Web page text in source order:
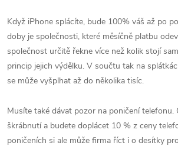
Když iPhone splácíte, bude 100% váš až po
doby je společnosti, které měsíčně platbu
společnost určitě řekne více než kolik stojí
princip jejich výdělku. V součtu tak na
se může vyšplhat až do několika tisíc.
Musíte také dávat pozor na poničení telefonu.
škrábnutí a budete doplácet 10 % z ceny
poničeních si ale může firma říct i o desítky